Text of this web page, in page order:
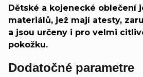
Dětské a kojenecké oblečení
materiálů, jež mají atesty,
a jsou určeny i pro velmi
pokožku.
Dodatočné parametre